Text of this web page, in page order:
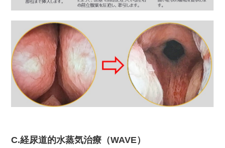
C.経尿道的水蒸気治療（WAVE）